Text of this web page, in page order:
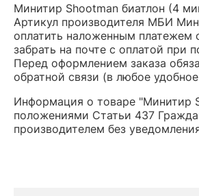
Минитир Shootman биатлон (4
Артикул производителя МБИ
оплатить наложенным
забрать на почте с оплатой при
Перед оформлением заказа
обратной связи (в любое
Информация о товаре "Минитир
положениями Статьи 437
производителем без